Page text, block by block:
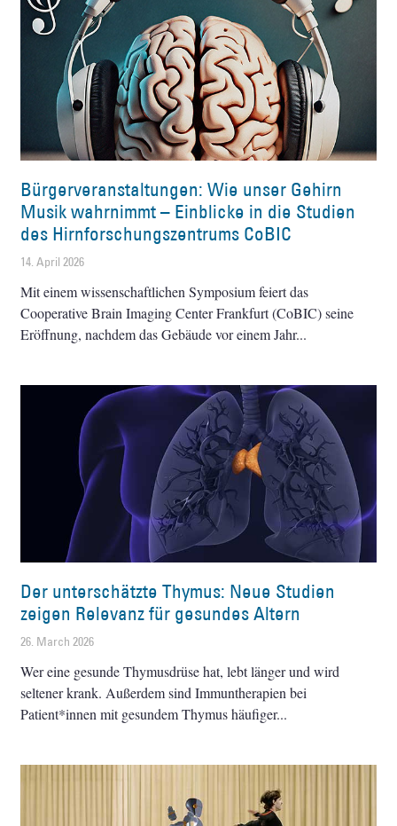
Bürgerveranstaltungen: Wie unser Gehirn
Musik wahrnimmt – Einblicke in die Studien
des Hirnforschungszentrums CoBIC
14. April 2026
Mit einem wissenschaftlichen Symposium feiert das
Cooperative Brain Imaging Center Frankfurt (CoBIC) seine
Eröffnung, nachdem das Gebäude vor einem Jahr
Der unterschätzte Thymus: Neue Studien
zeigen Relevanz für gesundes Altern
26. March 2026
Wer eine gesunde Thymusdrüse hat, lebt länger und wird
seltener krank. Außerdem sind Immuntherapien bei
Patient*innen mit gesundem Thymus häufiger